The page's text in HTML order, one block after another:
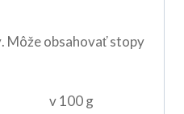
Môže obsahovať stopy
v 100 g